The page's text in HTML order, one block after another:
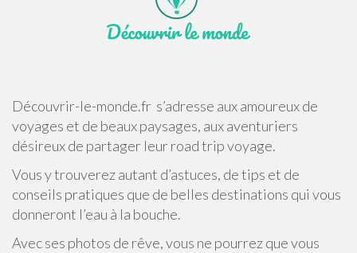
Découvrir-le-monde.fr s’adresse aux amoureux de
voyages et de beaux paysages, aux aventuriers
désireux de partager leur road trip voyage.
Vous y trouverez autant d’astuces, de tips et de
conseils pratiques que de belles destinations qui vous
donneront l’eau à la bouche.
Avec ses photos de rêve, vous ne pourrez que vous